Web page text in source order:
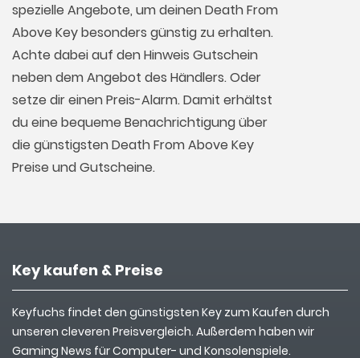
spezielle Angebote, um deinen Death From
Above Key besonders günstig zu erhalten.
Achte dabei auf den Hinweis Gutschein
neben dem Angebot des Händlers. Oder
setze dir einen Preis-Alarm. Damit erhältst
du eine bequeme Benachrichtigung über
die günstigsten Death From Above Key
Preise und Gutscheine.
Key kaufen & Preise
Keyfuchs findet den günstigsten Key zum Kaufen durch
unseren cleveren Preisvergleich. Außerdem haben wir
Gaming News für Computer- und Konsolenspiele.